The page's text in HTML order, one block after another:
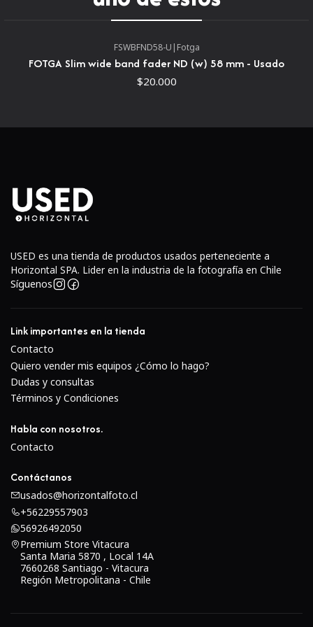
comunicación completa entre el objetivo y las cámaras sin
automática, el enfoque automático y la estabilización de
imagen Optical SteadyShot. Además, este teleconvertidor
el trabajo en condiciones ambientales adversas.
FE 100-400 mm f/4.5-5.6 GM OSS
FE 200-600 mm f/5.6-6.3 G OSS
FE 600 mm f/4 GM OSS
FSWBFND58-U | Fotga
FOTGA Slim wide band fader ND (w) 58 mm - Usado
$20.000
USED es una tienda de productos usados perteneciente a
Horizontal SPA. Lider en la industria de la fotografía en Chile
Síguenos
Link importantes en la tienda
Contacto
Quiero vender mis equipos ¿Cómo lo hago?
Dudas y consultas
Términos y Condiciones
Habla con nosotros.
Contacto
Contáctanos
usados@horizontalfoto.cl
+56229557903
56926492050
Premium Store Vitacura
Santa Maria 5870 , Local 14A
7660268 Santiago - Vitacura
Región Metropolitana - Chile